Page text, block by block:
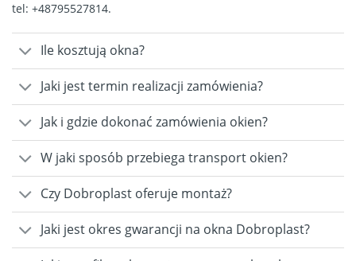
tel: +48795527814.
Ile kosztują okna?
Jaki jest termin realizacji zamówienia?
Jak i gdzie dokonać zamówienia okien?
W jaki sposób przebiega transport okien?
Czy Dobroplast oferuje montaż?
Jaki jest okres gwarancji na okna Dobroplast?